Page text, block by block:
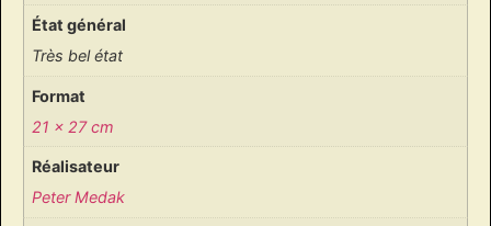
État général
Très bel état
Format
21 x 27 cm
Réalisateur
Peter Medak